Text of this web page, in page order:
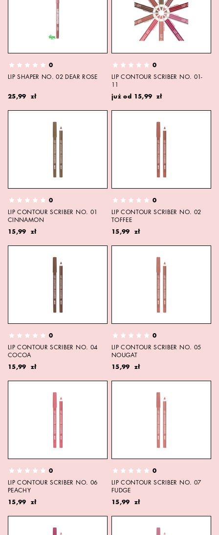
0
LIP SHAPER NO. 02 DEAR ROSE
25,99 zł
0
LIP CONTOUR SCRIBER NO. 01-
11
już od
15,99 zł
0
LIP CONTOUR SCRIBER NO. 01
CINNAMON
15,99 zł
0
LIP CONTOUR SCRIBER NO. 02
TOFFEE
15,99 zł
0
LIP CONTOUR SCRIBER NO. 04
COCOA
15,99 zł
0
LIP CONTOUR SCRIBER NO. 05
NOUGAT
15,99 zł
0
LIP CONTOUR SCRIBER NO. 06
PEACHY
15,99 zł
0
LIP CONTOUR SCRIBER NO. 07
FUDGE
15,99 zł